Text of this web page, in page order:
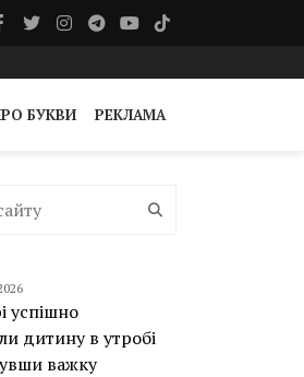
БУКВИ РЕКЛАМА
успішно
дитину в утробі
важку